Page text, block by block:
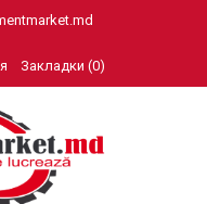
Закладки (0)